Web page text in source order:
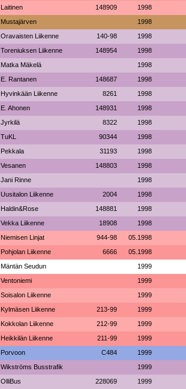
Laitinen 148909 1998
Mustajärven 1998
Oravaisten Liikenne 140-98 1998
Toreniuksen Liikenne 148954 1998
Matka Mäkelä 1998
E. Rantanen 148687 1998
Hyvinkään Liikenne 8261 1998
E. Ahonen 148931 1998
Jyrkilä 8322 1998
TuKL 90344 1998
Pekkala 31193 1998
Vesanen 148803 1998
Jani Rinne 1998
Uusitalon Liikenne 2004 1998
Haldin&Rose 148881 1998
Vekka Liikenne 18908 1998
Niemisen Linjat 944-98 05.1998
Pohjolan Liikenne 6666 05.1998
Mäntän Seudun 1999
Ventoniemi 1999
Soisalon Liikenne 1999
Kylmäsen Liikenne 213-99 1999
Kokkolan Liikenne 212-99 1999
Heikkilän Liikenne 211-99 1999
Porvoon C484 1999
Wikströms Busstrafik 1999
OlliBus 228069 1999